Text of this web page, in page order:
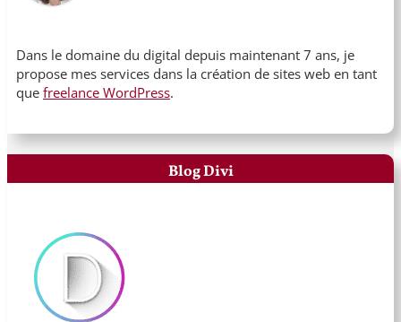
Dans le domaine du digital depuis maintenant 7 ans, je
propose mes services dans la création de sites web en tant
que freelance WordPress.
Blog Divi